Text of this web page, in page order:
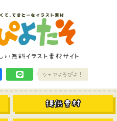
い無料イラスト素材サイト
シェアよろぴよ！
提供素材